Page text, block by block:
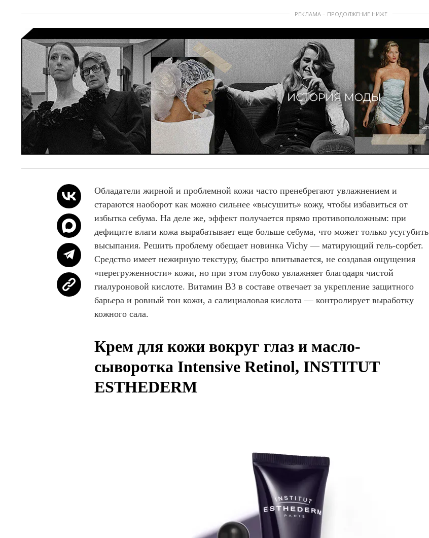
РЕКЛАМА – ПРОДОЛЖЕНИЕ НИЖЕ
Обладатели жирной и проблемной кожи часто пренебрегают увлажнением и
стараются наоборот как можно сильнее «высушить» кожу, чтобы избавиться от
избытка себума. На деле же, эффект получается прямо противоположным: при
дефиците влаги кожа вырабатывает еще больше себума, что может только усугубить
высыпания. Решить проблему обещает новинка Vichy — матирующий гель-сорбет.
Средство имеет нежирную текстуру, быстро впитывается, не создавая ощущения
«перегруженности» кожи, но при этом глубоко увлажняет благодаря чистой
гиалуроновой кислоте. Витамин В3 в составе отвечает за укрепление защитного
барьера и ровный тон кожи, а салициаловая кислота — контролирует выработку
кожного сала.
Крем для кожи вокруг глаз и масло-
сыворотка Intensive Retinol, INSTITUT
ESTHEDERM